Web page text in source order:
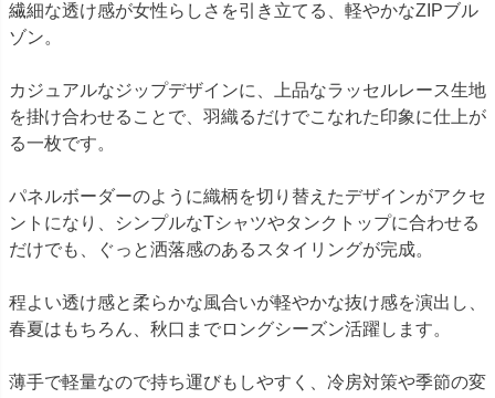
繊細な透け感が女性らしさを引き立てる、軽やかなZIPブル
ゾン。
カジュアルなジップデザインに、上品なラッセルレース生地
を掛け合わせることで、羽織るだけでこなれた印象に仕上が
る一枚です。
パネルボーダーのように織柄を切り替えたデザインがアクセ
ントになり、シンプルなTシャツやタンクトップに合わせる
だけでも、ぐっと洒落感のあるスタイリングが完成。
程よい透け感と柔らかな風合いが軽やかな抜け感を演出し、
春夏はもちろん、秋口までロングシーズン活躍します。
薄手で軽量なので持ち運びもしやすく、冷房対策や季節の変